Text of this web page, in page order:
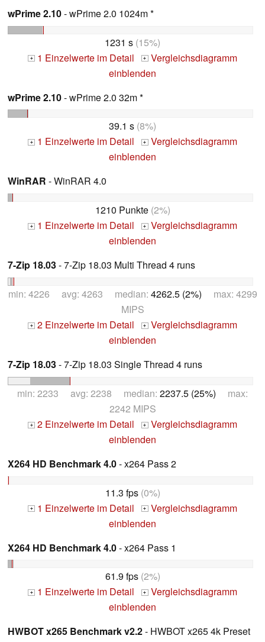
wPrime 2.10- wPrime 2.0 1024m *
1231 s (15%)
+ 1 Einzelwerte im Detail + Vergleichsdiagramm
einblenden
wPrime 2.10- wPrime 2.0 32m *
39.1 s (8%)
+ 1 Einzelwerte im Detail + Vergleichsdiagramm
einblenden
WinRAR - WinRAR 4.0
1210 Punkte(2%)
+ 1 Einzelwerte im Detail + Vergleichsdiagramm
einblenden
7-Zip 18.03- 7-Zip 18.03 Multi Thread 4 runs
min: 4226 avg: 4263 median: 4262.5 (2%) max: 4299
MIPS
+ 2 Einzelwerte im Detail + Vergleichsdiagramm
einblenden
7-Zip 18.03- 7-Zip 18.03 Single Thread 4 runs
min: 2233 avg: 2238 median: 2237.5 (25%) max:
2242 MIPS
+ 2 Einzelwerte im Detail + Vergleichsdiagramm
einblenden
X264 HD Benchmark 4.0- x264 Pass 2
11.3 fps(0%)
+ 1 Einzelwerte im Detail + Vergleichsdiagramm
einblenden
X264 HD Benchmark 4.0- x264 Pass 1
61.9 fps(2%)
+ 1 Einzelwerte im Detail + Vergleichsdiagramm
einblenden
HWBOT x265 Benchmark v2.2- HWBOT x265 4k Preset